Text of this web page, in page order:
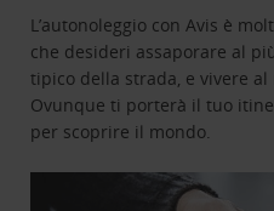
L’autonoleggio con Avis è
che desideri assaporare al
tipico della strada, e vivere al
Ovunque ti porterà il tuo
per scoprire il mondo.